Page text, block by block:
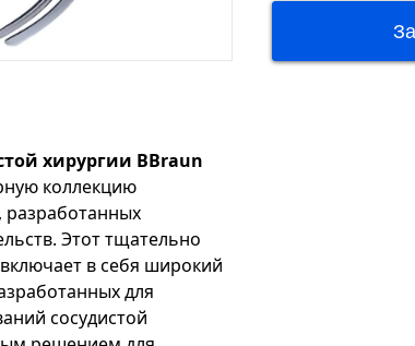
хирургии BBraun
коллекцию
разработанных
Этот тщательно
в себя широкий
для
сосудистой